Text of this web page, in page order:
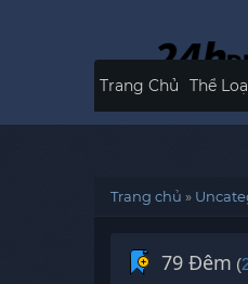
Trang Chủ Thể
Trang chủ »
79 Đêm (